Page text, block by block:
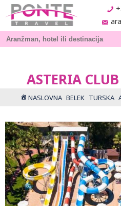
ASTERIA
NASLOVNA BELEK TURSKA